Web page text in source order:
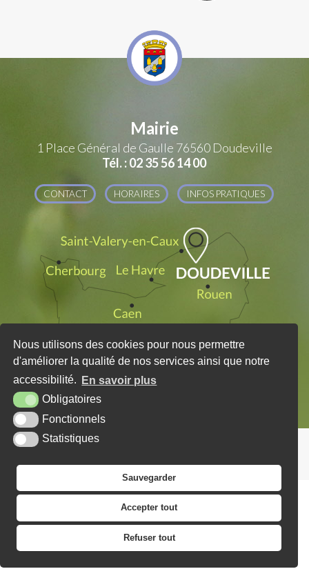
Nous utilisons des cookies pour nous permettre
d'améliorer la qualité de nos services ainsi que notre
accessibilité.
En savoir plus
Obligatoires
Fonctionnels
Statistiques
Sauvegarder
Accepter tout
Refuser tout
Mairie
1 Place Général de Gaulle 76560 Doudeville
Tél. : 02 35 56 14 00
CONTACT HORAIRES INFOS PRATIQUES